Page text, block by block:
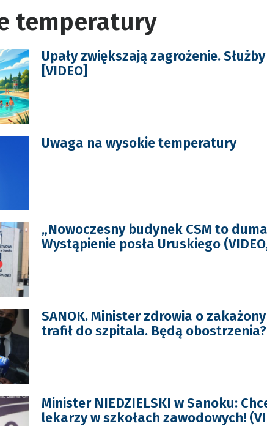
temperatury
Upały zwiększają zagrożenie.
[VIDEO]
Uwaga na wysokie temperatury
„Nowoczesny budynek CSM to
Wystąpienie posła Uruskiego
SANOK. Minister zdrowia o
trafił do szpitala. Będą obostrzenia?
Minister NIEDZIELSKI w Sanoku:
lekarzy w szkołach zawodowych!